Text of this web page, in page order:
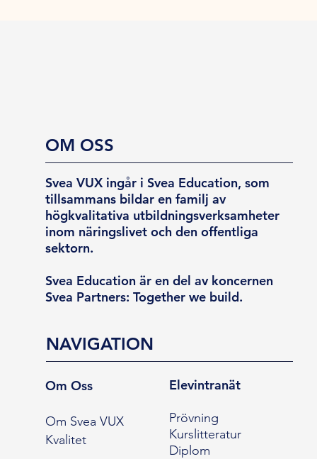
OM OSS
Svea VUX ingår i Svea Education, som
tillsammans bildar en familj av
högkvalitativa utbildningsverksamheter
inom näringslivet och den offentliga
sektorn.
Svea Education är en del av koncernen
Svea Partners: Together we build.
NAVIGATION
Om Oss
Om Svea VUX
Kvalitet
Elevintranät
Prövning
Kurslitteratur
Diplom